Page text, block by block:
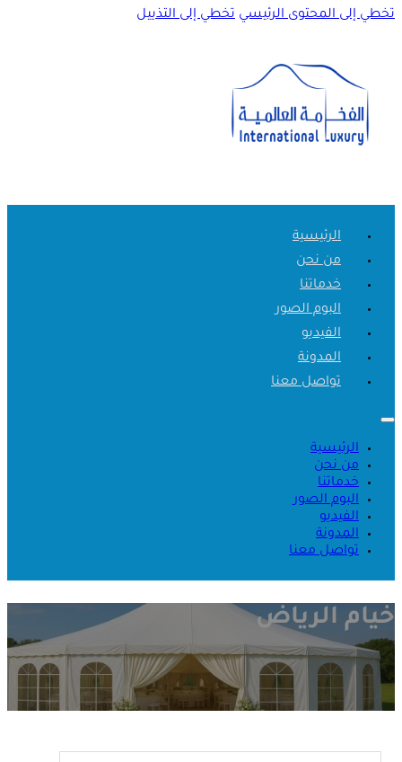
تخطي إلى المحتوى الرئيسي تخطي إلى التذييل
الرئيسية
من نحن
خدماتنا
البوم الصور
الفيديو
المدونة
تواصل معنا
الرئيسية
من نحن
خدماتنا
البوم الصور
الفيديو
المدونة
تواصل معنا
خيام الرياض